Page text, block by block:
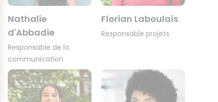
Nathalie
d'Abbadie
Responsable de la
communication
Florian Laboulais
Responsable projets